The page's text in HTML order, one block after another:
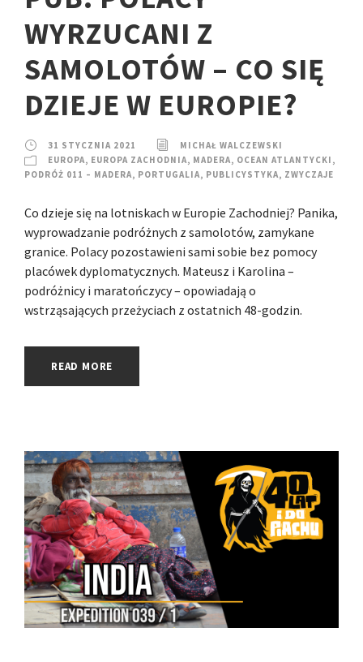
WYRZUCANI Z
SAMOLOTÓW – CO SIĘ
DZIEJE W EUROPIE?
31 STYCZNIA 2021
MICHAŁ WALCZEWSKI
EUROPA, EUROPA ZACHODNIA, MADERA, OCEAN ATLANTYCKI ,
PODRÓŻ 011 – MADERA, PORTUGALIA, PUBLICYSTYKA, ZWYCZAJE
Co dzieje się na lotniskach w Europie Zachodniej? Panika,
wyprowadzanie podróżnych z samolotów, zamykane
granice. Polacy pozostawieni sami sobie bez pomocy
placówek dyplomatycznych. Mateusz i Karolina –
podróżnicy i maratończycy – opowiadają o
wstrząsających przeżyciach z ostatnich 48-godzin.
READ MORE